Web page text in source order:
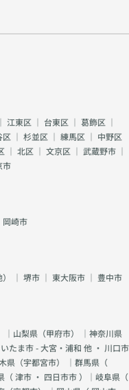
｜ 江東区 ｜ 台東区 ｜ 葛飾区 ｜
区 ｜ 杉並区 ｜ 練馬区 ｜ 中野区
｜ 北区 ｜ 文京区 ｜ 武蔵野市 ｜
市
岡崎市
｜ 堺市 ｜ 東大阪市 ｜ 豊中市
｜山梨県（甲府市） ｜神奈川県
いたま市 - 大宮・浦和 他 ・ 川口市
県（宇都宮市） ｜群馬県（
（津市 ・ 四日市市）｜岐阜県（